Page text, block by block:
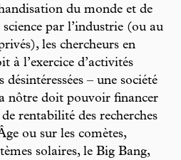
du monde et de
par l’industrie (ou au
les chercheurs en
à l’exercice d’activités
désintéressées – une société
nôtre doit pouvoir financer
rentabilité des recherches
ou sur les comètes,
solaires, le Big Bang,